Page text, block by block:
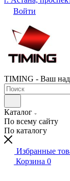
Войти
TIMING - Ваш
Каталог
По всему сайту
По каталогу
Избранные
Корзина 0